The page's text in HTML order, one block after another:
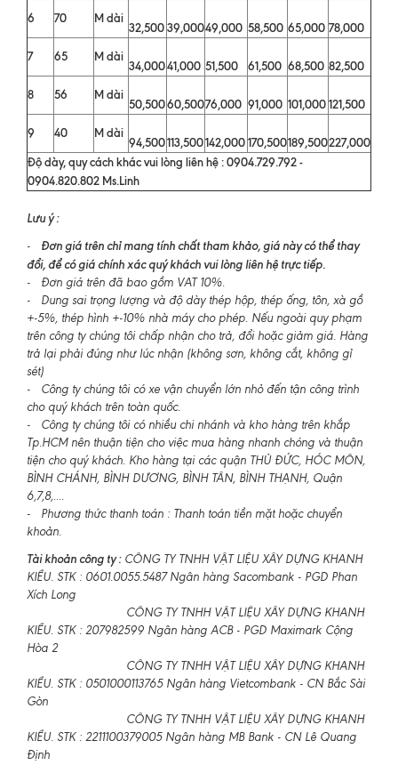
6
70 M dài
32,50039,00049,000 58,500 65,000 78,000
7
65 M dài
34,00041,000 51,500 61,500 68,500 82,500
8
56 M dài
50,50060,50076,000 91,000 101,000121,500
9
40 M dài
94,500113,500142,000170,500189,500227,000
Độ dày, quy cách khác vui lòng liên hệ : 0904.729.792 -
0904.820.802 Ms.Linh
Lưu ý :
- Đơn giá trên chỉ mang tính chất tham khảo, giá này có thể thay
đổi, để có giá chính xác quý khách vui lòng liên hệ trực tiếp.
- Đơn giá trên đã bao gồm VAT 10%.
- Dung sai trọng lượng và độ dày thép hộp, thép ống, tôn, xà gồ
+-5%, thép hình +-10% nhà máy cho phép. Nếu ngoài quy phạm
trên công ty chúng tôi chấp nhận cho trả, đổi hoặc giảm giá. Hàng
trả lại phải đúng như lúc nhận (không sơn, không cắt, không gỉ
sét)
- Công ty chúng tôi có xe vận chuyển lớn nhỏ đến tận công trình
cho quý khách trên toàn quốc.
- Công ty chúng tôi có nhiều chi nhánh và kho hàng trên khắp
Tp.HCM nên thuận tiện cho việc mua hàng nhanh chóng và thuận
tiện cho quý khách. Kho hàng tại các quận THỦ ĐỨC, HÓC MÔN,
BÌNH CHÁNH, BÌNH DƯƠNG, BÌNH TÂN, BÌNH THẠNH, Quận
6,7,8,....
- Phương thức thanh toán : Thanh toán tiền mặt hoặc chuyển
khoản.
Tài khoản công ty :CÔNG TY TNHH VẬT LIỆU XÂY DỰNG KHANH
KIỀU. STK : 0601.0055.5487 Ngân hàng Sacombank - PGD Phan
Xích Long
CÔNG TY TNHH VẬT LIỆU XÂY DỰNG KHANH
KIỀU. STK : 207982599 Ngân hàng ACB - PGD Maximark Cộng
Hòa 2
CÔNG TY TNHH VẬT LIỆU XÂY DỰNG KHANH
KIỀU. STK : 0501000113765 Ngân hàng Vietcombank - CN Bắc Sài
Gòn
CÔNG TY TNHH VẬT LIỆU XÂY DỰNG KHANH
KIỀU. STK : 2211100379005 Ngân hàng MB Bank - CN Lê Quang
Định